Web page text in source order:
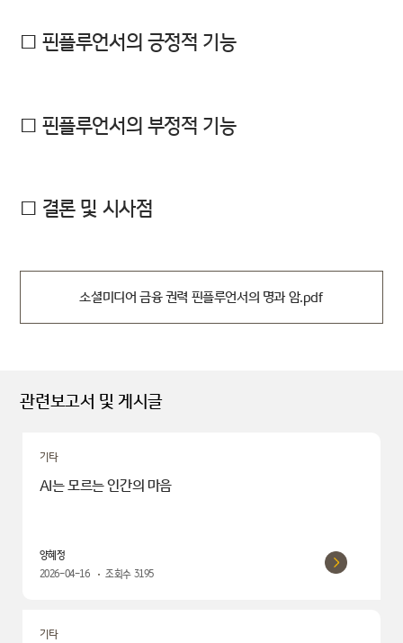
□ 핀플루언서의 긍정적 기능
□ 핀플루언서의 부정적 기능
□ 결론 및 시사점
소셜미디어 금융 권력 핀플루언서의 명과 암.pdf
관련보고서 및 게시글
기타
AI는 모르는 인간의 마음
양혜정
2026-04-16
조회수 3195
기타